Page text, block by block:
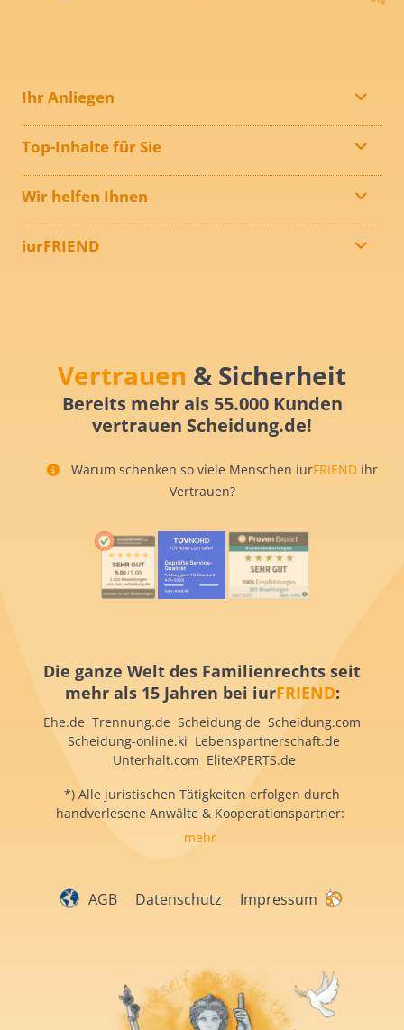
Ihr Anliegen
Top-Inhalte für Sie
Wir helfen Ihnen
iurFRIEND
Vertrauen & Sicherheit
Bereits mehr als 55.000 Kunden
vertrauen Scheidung.de!
Warum schenken so viele Menschen iurFRIEND ihr
Vertrauen?
Die ganze Welt des Familienrechts seit
mehr als 15 Jahren bei iurFRIEND:
Ehe.de Trennung.de Scheidung.de Scheidung.com
Scheidung-online.ki Lebenspartnerschaft.de
Unterhalt.com EliteXPERTS.de
*) Alle juristischen Tätigkeiten erfolgen durch
handverlesene Anwälte & Kooperationspartner:
mehr
AGB Datenschutz Impressum